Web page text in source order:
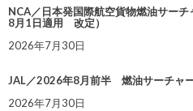
NCA／日本発国際航空貨物燃油サー
8月1日適用 改定）
2026年7月30日
JAL／2026年8月前半 燃油サーチャ
2026年7月30日